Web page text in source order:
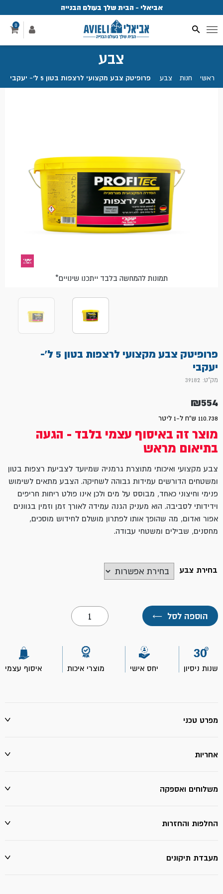
אביאלי - הבית שלך בעולם הבנייה
0
צבע
ראשי חנות צבע פרופיטק צבע מקצועי לרצפות בטון 5 ל'- יעקבי
פרופיטק צבע מקצועי לרצפות בטון 5 ל'-
יעקבי
מק"ט: 39182
₪554
110.738 ש"ח ל-1 ליטר
מוצר זה באיסוף עצמי בלבד - הגעה
בתיאום מראש
צבע מקצועי ואיכותי מתוצרת גרמניה שמיועד לצביעת רצפות בטון
ומשטחים הדורשים עמידות גבוהה לשחיקה. הצבע מתאים לשימוש
פנימי וחיצוני כאחד, מבוסס על מים ולכן אינו פולט ריחות חריפים
וידידותי לסביבה. הוא מעניק הגנה עמידה לאורך זמן וזמין בגוונים
אפור ואדום, מה שהופך אותו לפתרון מושלם לחידוש מוסכים,
מחסנים, שבילים ומשטחי עבודה.
בחירת צבע
הוספה לסל ←
כמות
של
פרופיטק
מקצועי
לרצפות
שנות ניסיון יחס אישי מוצרי איכות איסוף עצמי
מפרט טכני
אחריות
משלוחים ואספקה
החלפות והחזרות
מעבדת תיקונים
*תמונות להמחשה בלבד ייתכנו שינויים